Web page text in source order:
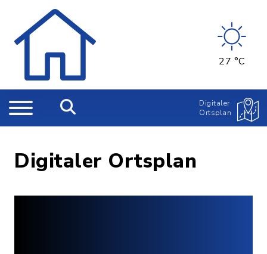
27 °C
Digitaler
Ortsplan
Digitaler Ortsplan